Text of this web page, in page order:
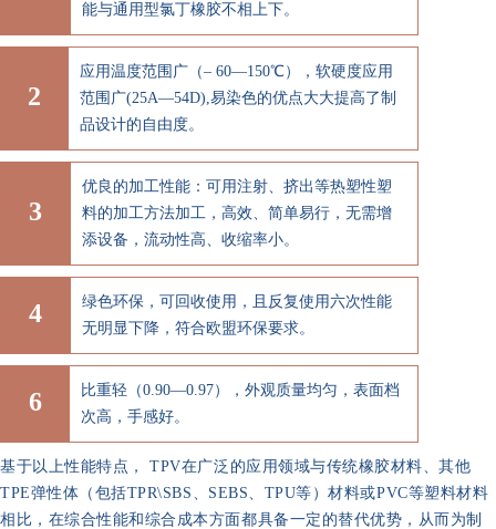
能与通用型氯丁橡胶不相上下。
2
应用温度范围广（– 60—150℃），软硬度应用
范围广(25A—54D),易染色的优点大大提高了制
品设计的自由度。
3
优良的加工性能：可用注射、挤出等热塑性塑
料的加工方法加工，高效、简单易行，无需增
添设备，流动性高、收缩率小。
4
绿色环保，可回收使用，且反复使用六次性能
无明显下降，符合欧盟环保要求。
6
比重轻（0.90—0.97），外观质量均匀，表面档
次高，手感好。
基于以上性能特点， TPV在广泛的应用领域与传统橡胶材料、其他
TPE弹性体（包括TPR\SBS、SEBS、TPU等）材料或PVC等塑料材料
相比，在综合性能和综合成本方面都具备一定的替代优势，从而为制